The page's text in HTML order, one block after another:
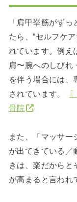
「肩甲挙筋がず
たら、“セルフケ
れています。例え
肩〜腕へのしびれ
を伴う場合には、
されています。
骨院
また、「マッサ
が出てきている／
きは、楽だからと
が高まると言われ